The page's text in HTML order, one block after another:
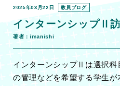
2025年03月22日 教員ブログ
インターンシップⅡ
著者：imanishi
インターンシップⅡは選択科
の管理などを希望する学生